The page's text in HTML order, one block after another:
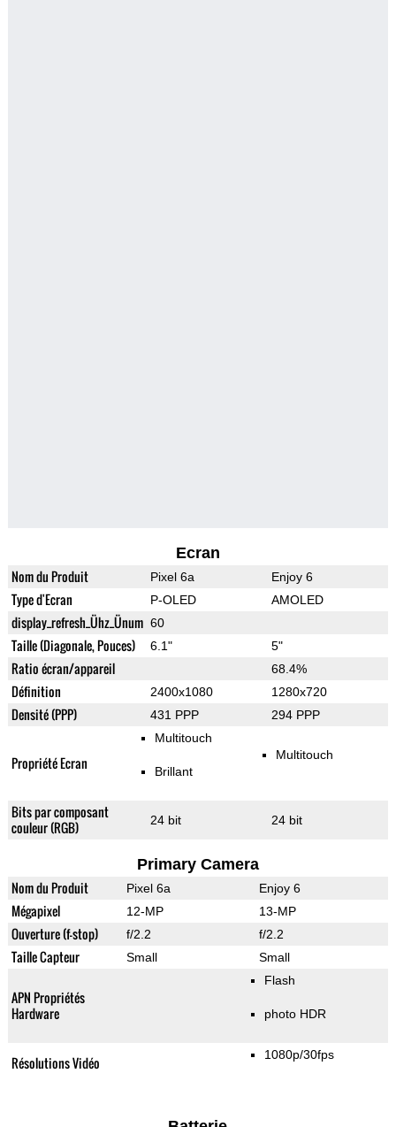
Ecran
Nom du Produit Pixel 6a Enjoy 6
Type d'Ecran P-OLED AMOLED
display_refresh_Ühz_Ünum 60
Taille (Diagonale, Pouces) 6.1" 5"
Ratio écran/appareil 68.4%
Définition 2400x1080 1280x720
Densité (PPP) 431 PPP 294 PPP
Propriété Ecran
Multitouch
Brillant
Multitouch
Bits par composant
couleur (RGB)
24 bit 24 bit
Primary Camera
Nom du Produit Pixel 6a Enjoy 6
Mégapixel 12-MP 13-MP
Ouverture (f-stop) f/2.2 f/2.2
Taille Capteur Small Small
APN Propriétés
Hardware
Flash
photo HDR
Résolutions Vidéo 1080p/30fps